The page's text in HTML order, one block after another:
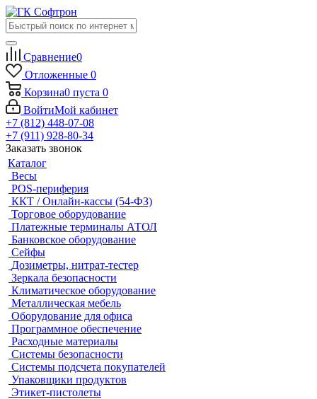
Сравнение0
Отложенные 0
Корзина0 пуста 0
ВойтиМой кабинет
+7 (812) 448-07-08
+7 (911) 928-80-34
Заказать звонок
Каталог
Весы
POS-периферия
ККТ / Онлайн-кассы (54-ФЗ)
Торговое оборудование
Платежные терминалы АТОЛ
Банковское оборудование
Сейфы
Дозиметры, нитрат-тестер
Зеркала безопасности
Климатическое оборудование
Металлическая мебель
Оборудование для офиса
Программное обеспечение
Расходные материалы
Системы безопасности
Системы подсчета покупателей
Упаковщики продуктов
Этикет-пистолеты